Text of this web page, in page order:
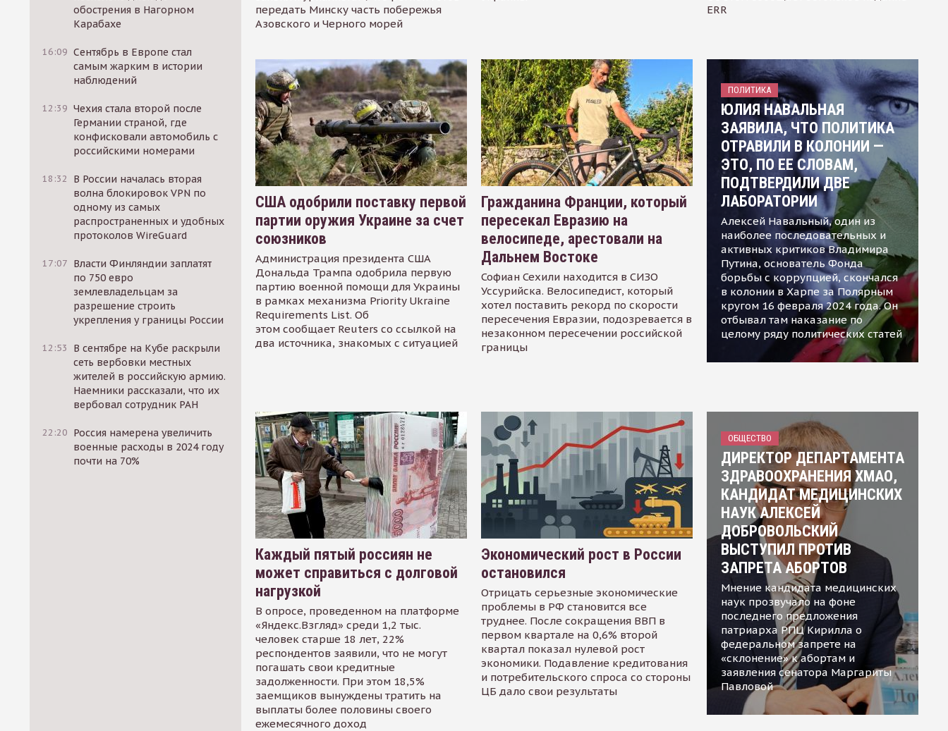
обострения в Нагорном
Карабахе
16:09 Сентябрь в Европе стал
самым жарким в истории
наблюдений
12:39 Чехия стала второй после
Германии страной, где
конфисковали автомобиль с
российскими номерами
18:32
В России началась вторая
волна блокировок VPN по
одному из самых
распространенных и удобных
протоколов WireGuard
17:07 Власти Финляндии заплатят
по 750 евро
землевладельцам за
разрешение строить
укрепления у границы России
12:53
В сентябре на Кубе раскрыли
сеть вербовки местных
жителей в российскую армию.
Наемники рассказали, что их
вербовал сотрудник РАН
22:20 Россия намерена увеличить
военные расходы в 2024 году
почти на 70%
передать Минску часть побережья
Азовского и Черного морей
ERR
США одобрили поставку первой
партии оружия Украине за счет
союзников
Администрация президента США
Дональда Трампа одобрила первую
партию военной помощи для Украины
в рамках механизма Priority Ukraine
Requirements List. Об
этом сообщает Reuters со ссылкой на
два источника, знакомых с ситуацией
Гражданина Франции, который
пересекал Евразию на
велосипеде, арестовали на
Дальнем Востоке
Софиан Сехили находится в СИЗО
Уссурийска. Велосипедист, который
хотел поставить рекорд по скорости
пересечения Евразии, подозревается в
незаконном пересечении российской
границы
ПОЛИТИКА
ЮЛИЯ НАВАЛЬНАЯ
ЗАЯВИЛА, ЧТО ПОЛИТИКА
ОТРАВИЛИ В КОЛОНИИ —
ЭТО, ПО ЕЕ СЛОВАМ,
ПОДТВЕРДИЛИ ДВЕ
ЛАБОРАТОРИИ
Алексей Навальный, один из
наиболее последовательных и
активных критиков Владимира
Путина, основатель Фонда
борьбы с коррупцией, скончался
в колонии в Харпе за Полярным
кругом 16 февраля 2024 года. Он
отбывал там наказание по
целому ряду политических статей
Каждый пятый россиян не
может справиться с долговой
нагрузкой
В опросе, проведенном на платформе
«Яндекс.Взгляд» среди 1,2 тыс.
человек старше 18 лет, 22%
респондентов заявили, что не могут
погашать свои кредитные
задолженности. При этом 18,5%
заемщиков вынуждены тратить на
выплаты более половины своего
ежемесячного доход
Экономический рост в России
остановился
Отрицать серьезные экономические
проблемы в РФ становится все
труднее. После сокращения ВВП в
первом квартале на 0,6% второй
квартал показал нулевой рост
экономики. Подавление кредитования
и потребительского спроса со стороны
ЦБ дало свои результаты
ОБЩЕСТВО
ДИРЕКТОР ДЕПАРТАМЕНТА
ЗДРАВООХРАНЕНИЯ ХМАО,
КАНДИДАТ МЕДИЦИНСКИХ
НАУК АЛЕКСЕЙ
ДОБРОВОЛЬСКИЙ
ВЫСТУПИЛ ПРОТИВ
ЗАПРЕТА АБОРТОВ
Мнение кандидата медицинских
наук прозвучало на фоне
последнего предложения
патриарха РПЦ Кирилла о
федеральном запрете на
«склонение» к абортам и
заявления сенатора Маргариты
Павловой